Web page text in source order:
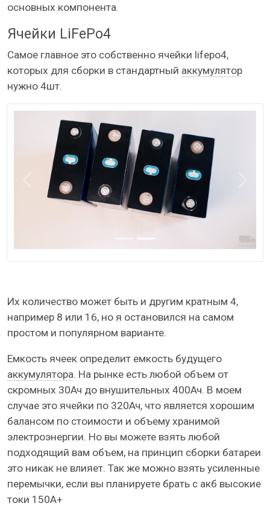
основных компонента.
Ячейки LiFePo4
Самое главное это собственно ячейки lifepo4,
которых для сборки в стандартный аккумулятор
нужно 4шт.
Назад
Их количество может быть и другим кратным 4,
например 8 или 16, но я остановился на самом
простом и популярном варианте.
Емкость ячеек определит емкость будущего
аккумулятора. На рынке есть любой объем от
скромных 30Ач до внушительных 400Ач. В моем
случае это ячейки по 320Ач, что является хорошим
балансом по стоимости и объему хранимой
электроэнергии. Но вы можете взять любой
подходящий вам объем, на принцип сборки батареи
это никак не влияет. Так же можно взять усиленные
перемычки, если вы планируете брать с акб высокие
токи 150А+